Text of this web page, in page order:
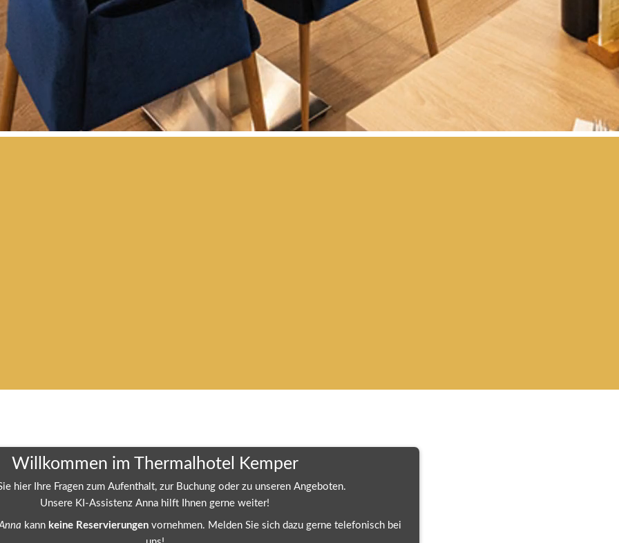
Willkommen im Thermalhotel Kemper
hier Ihre Fragen zum Aufenthalt, zur Buchung oder zu unseren Angeboten.
Unsere KI-Assistenz Anna hilft Ihnen gerne weiter!
kann keine Reservierungen vornehmen. Melden Sie sich dazu gerne telefonisch bei